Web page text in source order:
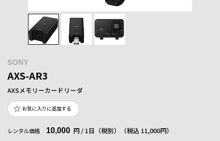
SONY
AXS-AR3
AXSメモリーカードリーダ
お気に入りに追加する
レンタル価格 10,000 円 / 1日（税別） （税込 11,000円）